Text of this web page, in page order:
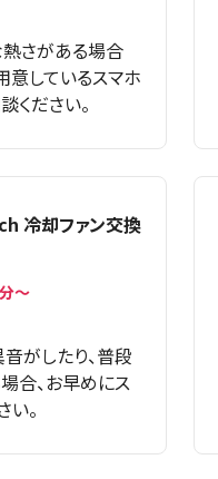
さがある場合
意しているスマホ
ください。
冷却ファン交換
〜
がしたり、普段
合、お早めにス
。